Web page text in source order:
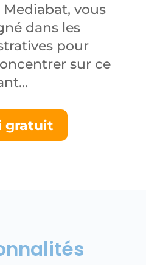
vous
dans les
pour
sur ce
gratuit